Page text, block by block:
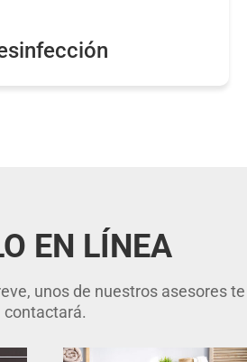
EN LÍNEA
unos de nuestros asesores te
contactará.